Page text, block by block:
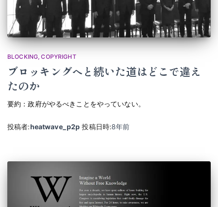
BLOCKING COPYRIGHT
ブロッキングへと続いた道はどこで違え
たのか
要約：政府がやるべきことをやっていない。
投稿者:heatwave_p2p 投稿日時:8年前